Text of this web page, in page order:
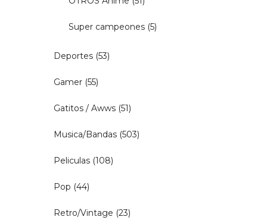
Super campeones (5)
Deportes (53)
Gamer (55)
Gatitos / Awws (51)
Musica/Bandas (503)
Peliculas (108)
Pop (44)
Retro/Vintage (23)